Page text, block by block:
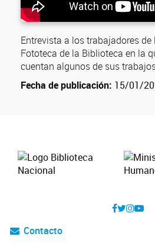
Entrevista a los trabajadores
Fototeca de la Biblioteca en la
cuentan algunos de sus
Fecha de publicación: 15/01/
Contacto